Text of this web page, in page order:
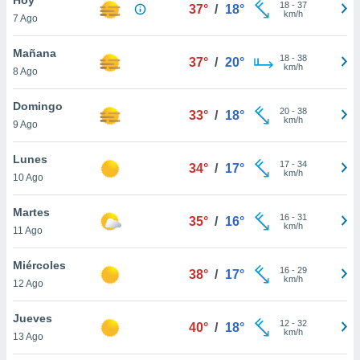
en
más
nuestra
de
cookies
aceptar
7 Ago
37° / 18° 18- 37
km/h
Mañana
8 Ago
37° / 20° 18- 38
km/h
Domingo
9 Ago
33° / 18° 20- 38
km/h
Lunes
10 Ago
34° / 17° 17- 34
km/h
Martes
11 Ago
35° / 16° 16- 31
km/h
Miércoles
12 Ago
38° / 17° 16- 29
km/h
Jueves
13 Ago
40° / 18° 12- 32
km/h